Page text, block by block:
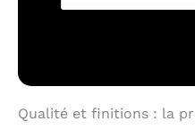
Qualité et finitions : la